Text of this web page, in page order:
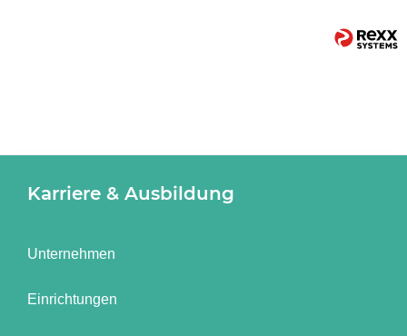
Karriere & Ausbildung
Unternehmen
Einrichtungen